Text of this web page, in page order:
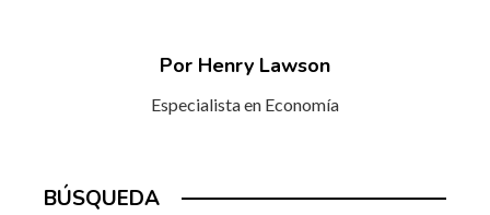
Por Henry Lawson
Especialista en Economía
BÚSQUEDA